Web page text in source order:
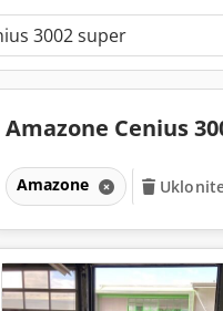
Amazone Cenius
Amazone